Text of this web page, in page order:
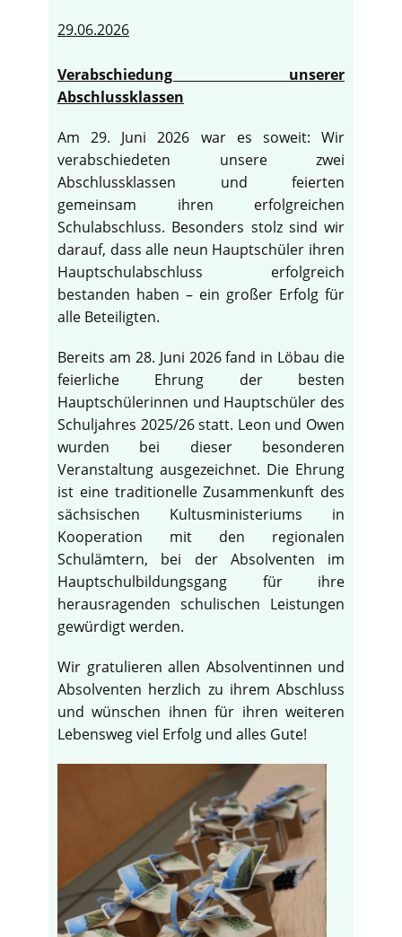
29.06.2026
Verabschiedung unserer
Abschlussklassen
Am 29. Juni 2026 war es soweit: Wir
verabschiedeten unsere zwei
Abschlussklassen und feierten
gemeinsam ihren erfolgreichen
Schulabschluss. Besonders stolz sind wir
darauf, dass alle neun Hauptschüler ihren
Hauptschulabschluss erfolgreich
bestanden haben – ein großer Erfolg für
alle Beteiligten.
Bereits am 28. Juni 2026 fand in Löbau die
feierliche Ehrung der besten
Hauptschülerinnen und Hauptschüler des
Schuljahres 2025/26 statt. Leon und Owen
wurden bei dieser besonderen
Veranstaltung ausgezeichnet. Die Ehrung
ist eine traditionelle Zusammenkunft des
sächsischen Kultusministeriums in
Kooperation mit den regionalen
Schulämtern, bei der Absolventen im
Hauptschulbildungsgang für ihre
herausragenden schulischen Leistungen
gewürdigt werden.
Wir gratulieren allen Absolventinnen und
Absolventen herzlich zu ihrem Abschluss
und wünschen ihnen für ihren weiteren
Lebensweg viel Erfolg und alles Gute!